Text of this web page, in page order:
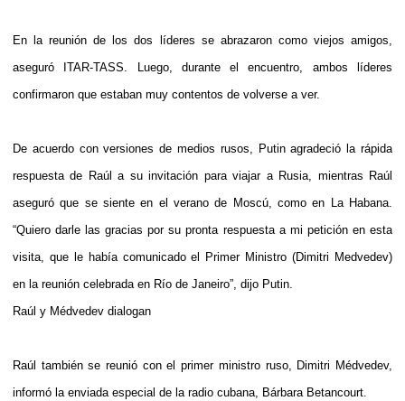
En la reunión de los dos líderes se abrazaron como viejos amigos,
aseguró ITAR-TASS. Luego, durante el encuentro, ambos líderes
confirmaron que estaban muy contentos de volverse a ver.
De acuerdo con versiones de medios rusos, Putin agradeció la rápida
respuesta de Raúl a su invitación para viajar a Rusia, mientras Raúl
aseguró que se siente en el verano de Moscú, como en La Habana.
“Quiero darle las gracias por su pronta respuesta a mi petición en esta
visita, que le había comunicado el Primer Ministro (Dimitri Medvedev)
en la reunión celebrada en Río de Janeiro”, dijo Putin.
Raúl y Médvedev dialogan
Raúl también se reunió con el primer ministro ruso, Dimitri Médvedev,
informó la enviada especial de la radio cubana, Bárbara Betancourt.